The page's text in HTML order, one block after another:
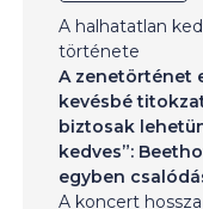
A halhatatlan
története
A zenetörténet
kevésbé
biztosak
kedves”:
egyben
A koncert